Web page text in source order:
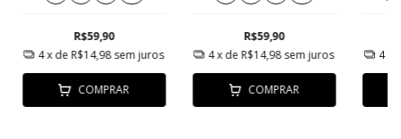
R$59,90
4x de R$14,98 sem juros
COMPRAR
R$59,90
4x de R$14,98sem juros
COMPRAR
4